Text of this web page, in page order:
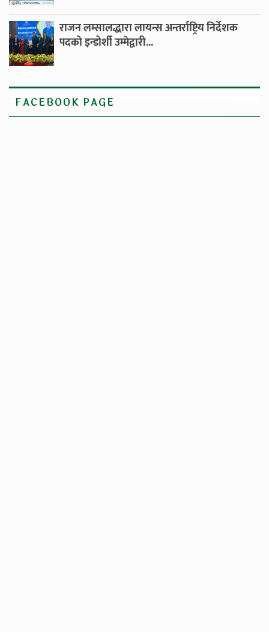
राजन लम्सालद्धारा लायन्स अन्तर्राष्ट्रिय निर्देशक
पदको इन्डोर्शी उम्मेद्वारी...
FACEBOOK PAGE